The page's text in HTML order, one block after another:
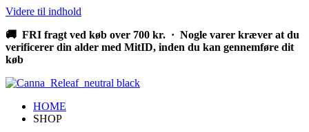
Videre til indhold
🚚 FRI fragt ved køb over 700 kr. · Nogle varer kræver at du
verificerer din alder med MitID, inden du kan gennemføre dit
køb
HOME
SHOP